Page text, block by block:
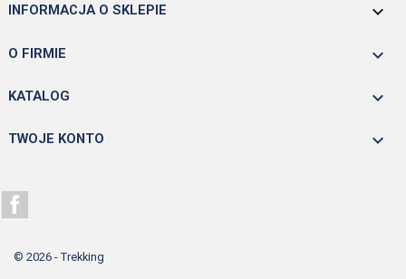
INFORMACJA O SKLEPIE keyboard_arrow_down
O FIRMIE 
KATALOG 
TWOJE KONTO 
© 2026 - Trekking